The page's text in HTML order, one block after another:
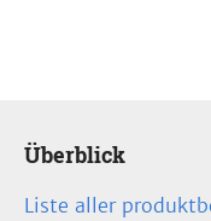
Überblick
Liste aller